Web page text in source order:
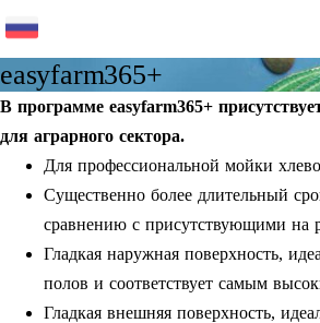
easyfarm365+
В программе easyfarm365+
для аграрного сектора.
Для профессиональной мойки
Существенно более длительный
сравнению с присутствующими на
Гладкая наружная поверхность,
полов и соответствует самым
Гладкая внешняя поверхность,